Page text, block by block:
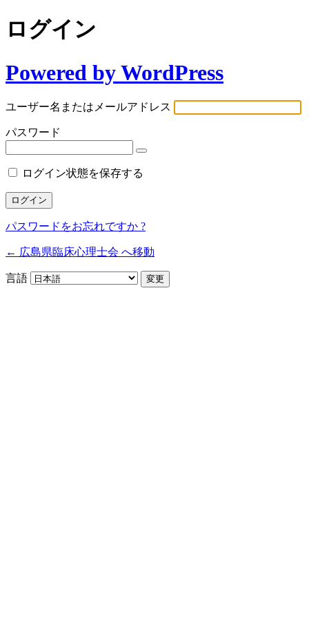
ログイン
Powered by WordPress
ユーザー名またはメールアドレス
パスワード
ログイン状態を保存する
パスワードをお忘れですか ?
← 広島県臨床心理士会 へ移動
言語